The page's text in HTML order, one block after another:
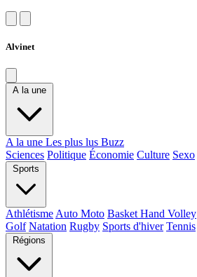
Alvinet
A la une
A la une Les plus lus Buzz
Sciences Politique Économie Culture Sexo
Sports
Athlétisme Auto Moto Basket Hand Volley
Golf Natation Rugby Sports d'hiver Tennis
Régions